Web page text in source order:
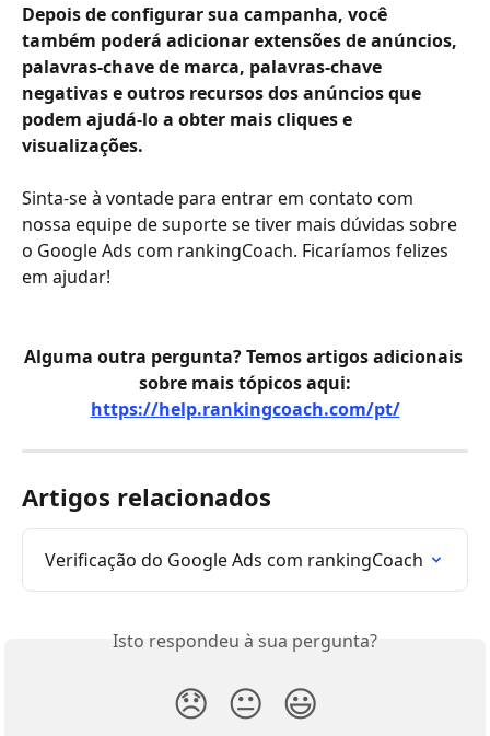
Depois de configurar sua campanha, você
também poderá adicionar extensões de anúncios,
palavras-chave de marca, palavras-chave
negativas e outros recursos dos anúncios que
podem ajudá-lo a obter mais cliques e
visualizações.
Sinta-se à vontade para entrar em contato com
nossa equipe de suporte se tiver mais dúvidas sobre
o Google Ads com rankingCoach. Ficaríamos felizes
em ajudar!
Alguma outra pergunta? Temos artigos adicionais
sobre mais tópicos aqui:
https://help.rankingcoach.com/pt/
Artigos relacionados
Verificação do Google Ads com rankingCoach
Isto respondeu à sua pergunta?
😞 😐 😃